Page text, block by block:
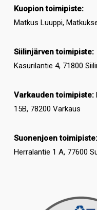
Kuopion toimipiste:
Matkus Luuppi,
Siilinjärven toimipiste:
Kasurilantie 4, 71800
Varkauden toimipiste:
15B, 78200 Varkaus
Suonenjoen toimipiste:
Herralantie 1 A, 77600